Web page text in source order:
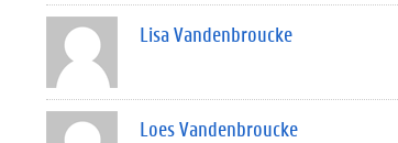
Lisa Vandenbroucke
Loes Vandenbroucke